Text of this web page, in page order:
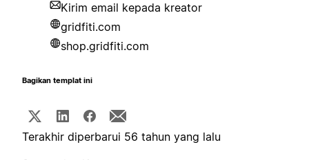
Kirim email kepada kreator
gridfiti.com
shop.gridfiti.com
Bagikan templat ini
Terakhir diperbarui 56 tahun yang lalu